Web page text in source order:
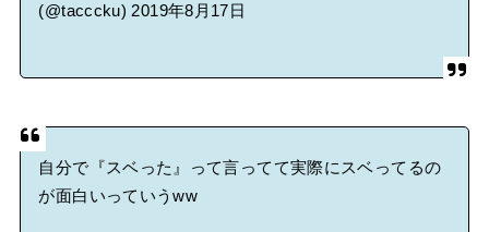
(@tacccku)2019年8月17日
自分で『スベった』って言ってて実際にスベってるの
が面白いっていうww